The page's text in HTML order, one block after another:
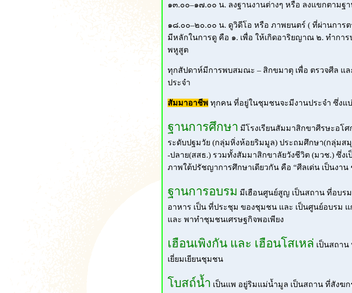
๑๓.๐๐–๑๗.๐๐ น. ลงฐานงานต่างๆ หรือ ลงแขกตามฐ
๑๘.๐๐–๒๐.๐๐ น. ดูวิดีโอ หรือ ภาพยนตร์ ( ที่ผ่านกา
มีหลักในการดู คือ ๑. เพื่อ ให้เกิดอาริยญาณ ๒. ทำกา
พหูสูต
ทุกสัปดาห์มีการพบสมณะ – สิกขมาตุ เพื่อ ตรวจศีล แล
ประจำ
สัมมาอาชีพ ทุกคน ที่อยู่ในชุมชนจะมีงานประจำ ซึ่งแ
ฐานการศึกษา มีโรงเรียนสัมมาสิกขาศีรษะอโ
ระดับปฐมวัย (กลุ่มหิ่งห้อยริมมูล) ประถมศึกษา(กลุ่ม
-ปลาย(สสธ.) รวมทั้งสัมมาสิกขาลัยวังชีวิต (มวช.) ซึ่ง
ภาพใต้ปรัชญาการศึกษาเดียวกัน คือ “ศีลเด่น เป็นงาน
ฐานการอบรม มีเฮือนศูนย์สูญ เป็นสถาน ที่อบร
อาหาร เป็น ที่ประชุม ของชุมชน และ เป็นศูนย์อบรม
และ พาทำชุมชนเศรษฐกิจพอเพียง
เฮือนเพิงกัน และ เฮือนโสเหล่ เป็นสถา
เยี่ยมเยียนชุมชน
โบสถ์น้ำ เป็นแพ อยู่ริมแม่น้ำมูล เป็นสถาน ที่สังฆ